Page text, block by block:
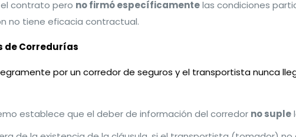
contrato pero no firmó específicamentelas condiciones
no tiene eficacia contractual.
de Corredurías
por un corredor de seguros y el transportista nunca
establece que el deber de información del corredor no suple